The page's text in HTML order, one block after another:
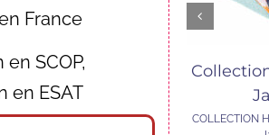
France
SCOP,
en ESAT
COLLECTION